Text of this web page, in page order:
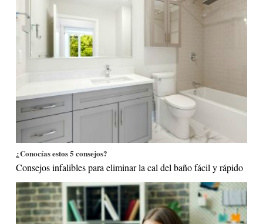
¿Conocías estos 5 consejos?
Consejos infalibles para eliminar la cal del baño fácil y rápido